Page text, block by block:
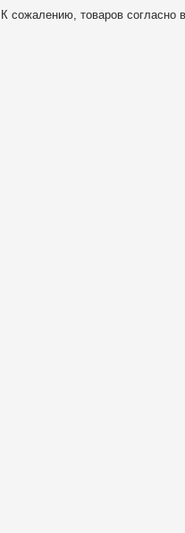
К сожалению, товаров согласно